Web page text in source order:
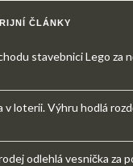
ČLÁNKY
stavebnici Lego za
v loterii. Výhru hodlá
odlehlá vesnička za